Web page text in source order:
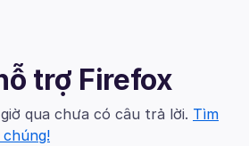
trợ Firefox
qua chưa có câu trả lời. Tìm
chúng!